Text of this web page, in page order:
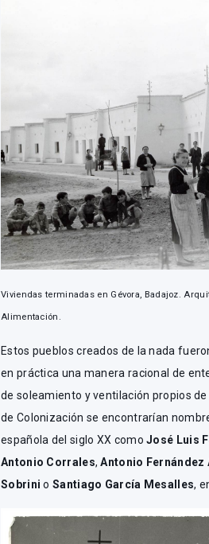
Viviendas terminadas en Gévora, Badajoz.
Alimentación.
Estos pueblos creados de la nada
en práctica una manera racional de
de soleamiento y ventilación propios
de Colonización se encontrarían
española del siglo XX comoJosé Luis
Antonio Corrales,Antonio Fernández
Sobrini oSantiago García Mesalles,